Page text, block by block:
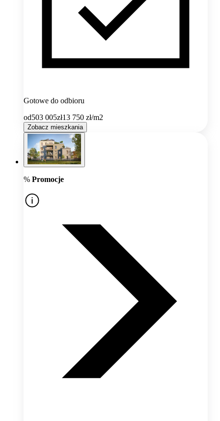
Gotowe do odbioru
od503 005zł13 750 zł/m2
Zobacz mieszkania
% Promocje